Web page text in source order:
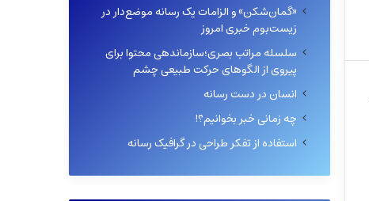
«گمان‌شکن» و الزامات یک رسانه موضع‌دار در
زیست‌بوم خبری امروز
سلسله مراتب بصری؛سازماندهی محتوا برای
پیروی از الگوهای حرکت طبیعی چشم
انسان در دست رسانه
چه زمانی خبر بخوانیم؟!
استفاده از تفکر طراحی در گرافیک رسانه